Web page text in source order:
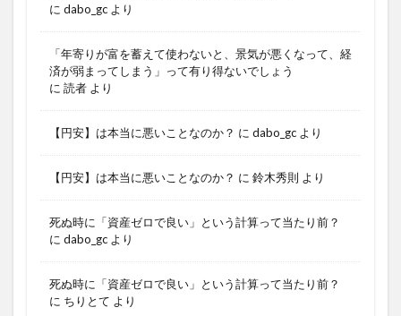
に dabo_gc より
「年寄りが富を蓄えて使わないと、景気が悪くなって、経
済が弱まってしまう」って有り得ないでしょう
に 読者 より
【円安】は本当に悪いことなのか？ に dabo_gc より
【円安】は本当に悪いことなのか？ に 鈴木秀則 より
死ぬ時に「資産ゼロで良い」という計算って当たり前？
に dabo_gc より
死ぬ時に「資産ゼロで良い」という計算って当たり前？
に ちりとて より